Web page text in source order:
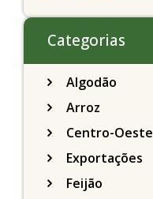
Categorias
Algodão
Arroz
Centro-Oeste
Exportações
Feijão